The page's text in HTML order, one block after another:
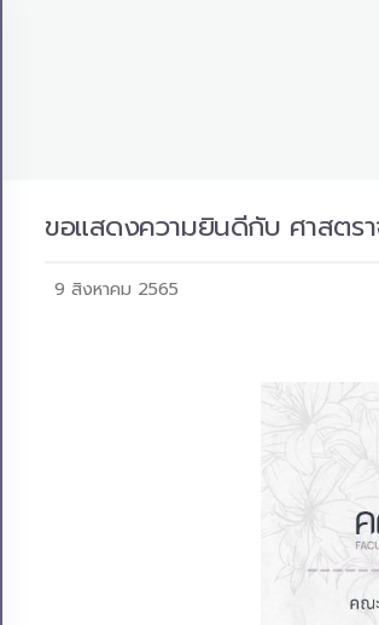
ขอแสดงความยินดีกับ ศาสตรา
9 สิงหาคม 2565